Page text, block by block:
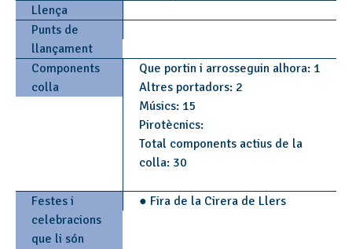
Llença
Punts de
llançament
Components
colla
Que portin i arrosseguin alhora: 1
Altres portadors: 2
Músics: 15
Pirotècnics:
Total components actius de la
colla: 30
Festes i
celebracions
que li són
● Fira de la Cirera de Llers